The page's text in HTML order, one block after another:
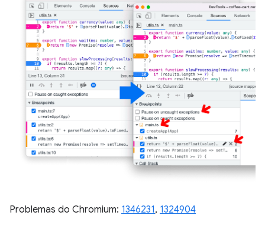
Problemas do Chromium: 1346231, 1324904